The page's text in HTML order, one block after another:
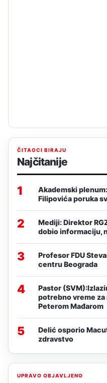
ČITAOCI BIRAJU
Najčitanije
1
Akademski
Filipovića poruka
2
Mediji: Direktor
dobio informaciju,
3
Profesor FDU
centru Beograda
4
Pastor
potrebno vreme
Peterom Mađarom
5
Delić osporio
zdravstvo
UPRAVO OBJAVLJENO